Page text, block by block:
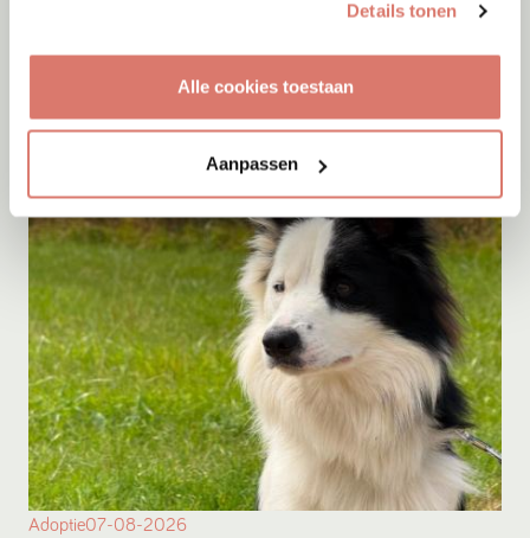
Details tonen
Alle cookies toestaan
Aanpassen
Adoptie07-08-2026